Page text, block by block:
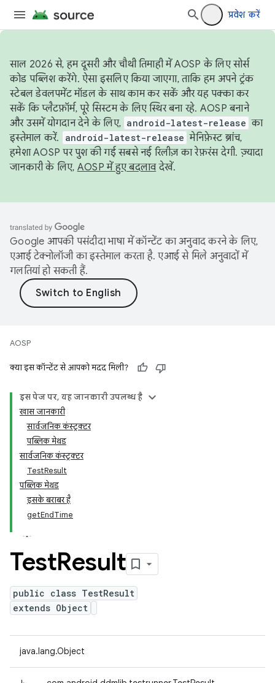
प्रवेश करें
साल 2026 से, हम दूसरी और चौथी तिमाही में AOSP के लिए सोर्स
कोड पब्लिश करेंगे. ऐसा इसलिए किया जाएगा, ताकि हम अपने ट्रंक
स्टेबल डेवलपमेंट मॉडल के साथ काम कर सकें और यह पक्का कर
सकें कि प्लैटफ़ॉर्म, पूरे सिस्टम के लिए स्थिर बना रहे. AOSP बनाने
और उसमें योगदान देने के लिए, android-latest-release का
इस्तेमाल करें.
android-latest-release मेनिफ़ेस्ट ब्रांच,
हमेशा AOSP पर पुश की गई सबसे नई रिलीज़ का रेफ़रंस देगी. ज़्यादा
जानकारी के लिए, AOSP में हुए बदलावदेखें.
Google आपकी पसंदीदा भाषा में कॉन्टेंट का अनुवाद करने के लिए,
एआई टेक्नोलॉजी का इस्तेमाल करता है. एआई से मिले अनुवादों में
गलतियां हो सकती हैं.
AOSP
क्या इस कॉन्टेंट से आपको मदद मिली?
इस पेज पर, यह जानकारी उपलब्ध है
खास जानकारी
सार्वजनिक कंस्ट्रक्टर
पब्लिक मेथड
सार्वजनिक कंस्ट्रक्टर
TestResult
पब्लिक मेथड
इसके बराबर है
getEndTime
TestResult
public class TestResult
extends Object
java.lang.Object